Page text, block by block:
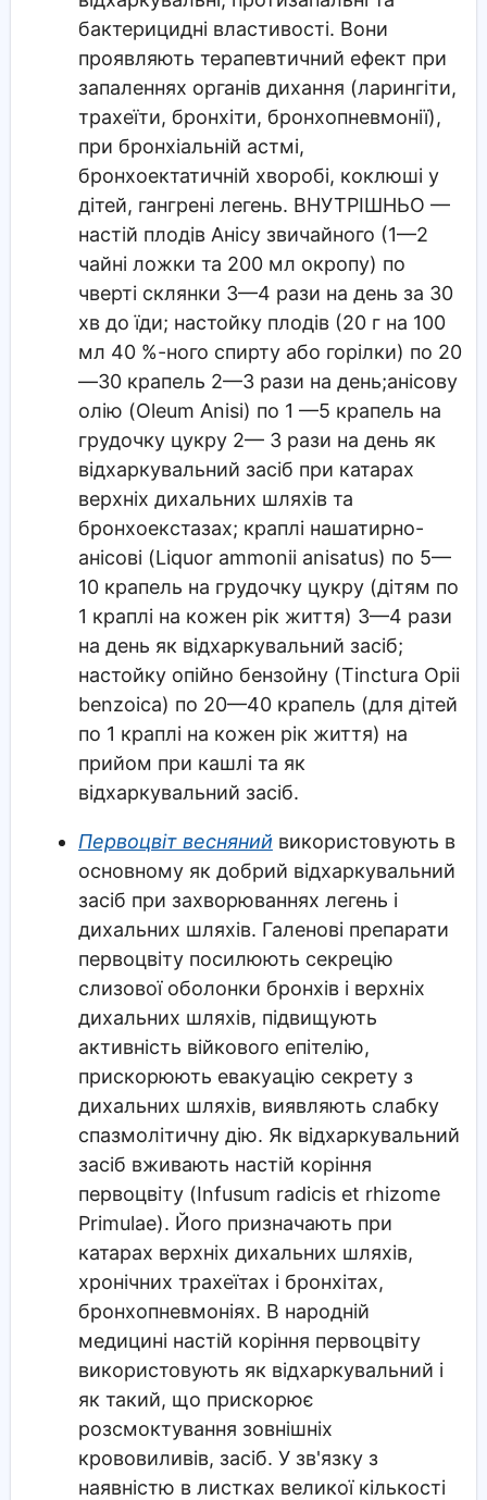
бактерицидні властивості. Вони
проявляють терапевтичний ефект при
запаленнях органів дихання (ларингіти,
трахеїти, бронхіти, бронхопневмонії),
при бронхіальній астмі,
бронхоектатичній хворобі, коклюші у
дітей, гангрені легень. ВНУТРІШНЬО —
настій плодів Анісу звичайного (1—2
чайні ложки та 200 мл окропу) по
чверті склянки 3—4 рази на день за 30
хв до їди; настойку плодів (20 г на 100
мл 40 %-ного спирту або горілки) по 20
—30 крапель 2—3 рази на день;анісову
олію (Oleum Anisi) по 1 —5 крапель на
грудочку цукру 2— 3 рази на день як
відхаркувальний засіб при катарах
верхніх дихальних шляхів та
бронхоекстазах; краплі нашатирно-
анісові (Liquor ammonii anisatus) по 5—
10 крапель на грудочку цукру (дітям по
1 краплі на кожен рік життя) 3—4 рази
на день як відхаркувальний засіб;
настойку опійно бензойну (Tinctura Opii
benzoiса) по 20—40 крапель (для дітей
по 1 краплі на кожен рік життя) на
прийом при кашлі та як
відхаркувальний засіб.
Первоцвіт весняний використовують в
основному як добрий відхаркувальний
засіб при захворюваннях легень і
дихальних шляхів. Галенові препарати
первоцвіту посилюють секрецію
слизової оболонки бронхів і верхніх
дихальних шляхів, підвищують
активність війкового епітелію,
прискорюють евакуацію секрету з
дихальних шляхів, виявляють слабку
спазмолітичну дію. Як відхаркувальний
засіб вживають настій коріння
первоцвіту (Infusum radicis et rhizome
Primulae). Його призначають при
катарах верхніх дихальних шляхів,
хронічних трахеїтах і бронхітах,
бронхопневмоніях. В народній
медицині настій коріння первоцвіту
використовують як відхаркувальний і
як такий, що прискорює
розсмоктування зовнішніх
крововиливів, засіб. У зв'язку з
наявністю в листках великої кількості